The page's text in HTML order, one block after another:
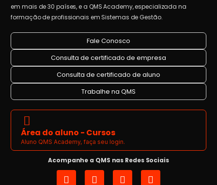
em mais de 30 países, e a QMS Academy, especializada na
formação de profissionais em Sistemas de Gestão.
Fale Conosco
Consulta de certificado de empresa
Consulta de certificado de aluno
Trabalhe na QMS
Área do aluno - Cursos
Aluno QMS Academy, faça seu login.
Acompanhe a QMS nas Redes Sociais
I
L
Y
F